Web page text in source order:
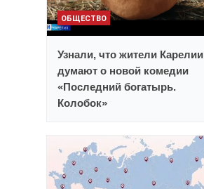
ОБЩЕСТВО
Узнали, что жители Карелии
думают о новой комедии
«Последний богатырь.
Колобок»